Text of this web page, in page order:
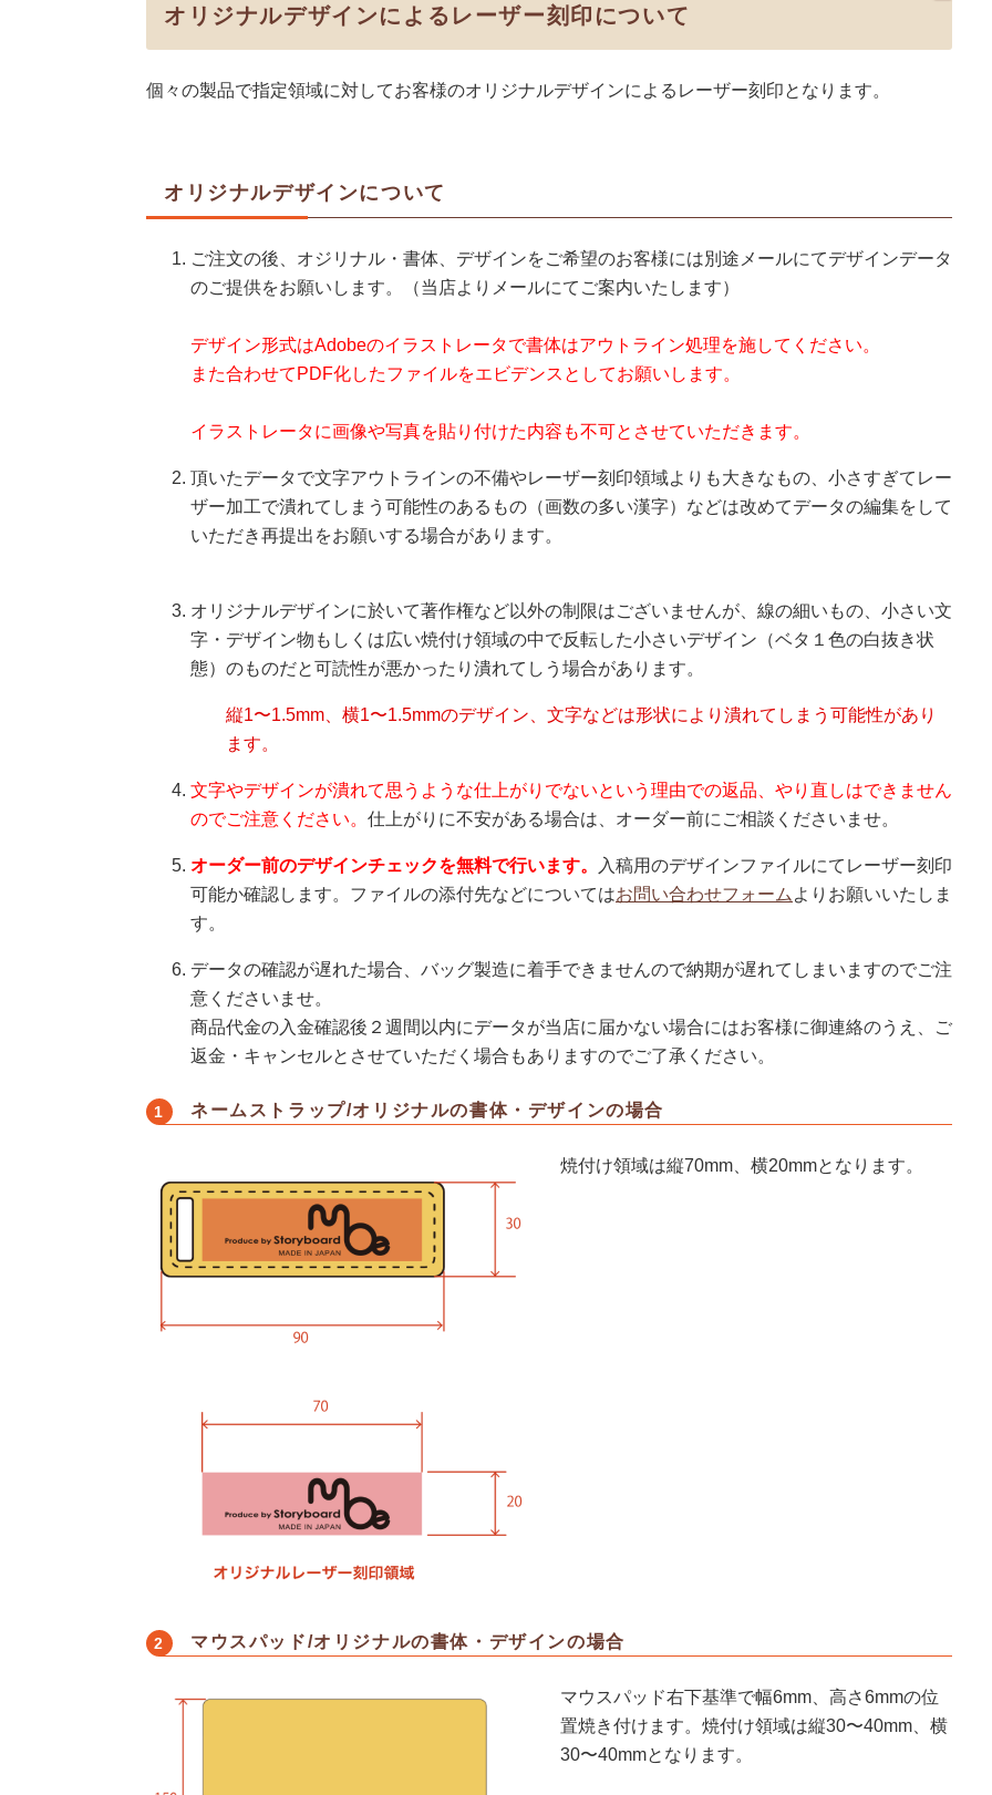
オリジナルデザインによるレーザー刻印について
個々の製品で指定領域に対してお客様のオリジナルデザインによるレーザー刻印となります。
オリジナルデザインについて
ご注文の後、オジリナル・書体、デザインをご希望のお客様には別途メールにてデザインデータ
のご提供をお願いします。（当店よりメールにてご案内いたします）
デザイン形式はAdobeのイラストレータで書体はアウトライン処理を施してください。
また合わせてPDF化したファイルをエビデンスとしてお願いします。
イラストレータに画像や写真を貼り付けた内容も不可とさせていただきます。
頂いたデータで文字アウトラインの不備やレーザー刻印領域よりも大きなもの、小さすぎてレー
ザー加工で潰れてしまう可能性のあるもの（画数の多い漢字）などは改めてデータの編集をして
いただき再提出をお願いする場合があります。
オリジナルデザインに於いて著作権など以外の制限はございませんが、線の細いもの、小さい文
字・デザイン物もしくは広い焼付け領域の中で反転した小さいデザイン（ベタ１色の白抜き状
態）のものだと可読性が悪かったり潰れてしう場合があります。
縦1〜1.5mm、横1〜1.5mmのデザイン、文字などは形状により潰れてしまう可能性があり
ます。
文字やデザインが潰れて思うような仕上がりでないという理由での返品、やり直しはできません
のでご注意ください。 仕上がりに不安がある場合は、オーダー前にご相談くださいませ。
オーダー前のデザインチェックを無料で行います。
入稿用のデザインファイルにてレーザー刻印
可能か確認します。ファイルの添付先などについてはお問い合わせフォーム よりお願いいたしま
す。
データの確認が遅れた場合、バッグ製造に着手できませんので納期が遅れてしまいますのでご注
意くださいませ。
商品代金の入金確認後２週間以内にデータが当店に届かない場合にはお客様に御連絡のうえ、ご
返金・キャンセルとさせていただく場合もありますのでご了承ください。
ネームストラップ/オリジナルの書体・デザインの場合
焼付け領域は縦70mm、横20mmとなります。
マウスパッド/オリジナルの書体・デザインの場合
マウスパッド右下基準で幅6mm、高さ6mmの位
置焼き付けます。焼付け領域は縦30〜40mm、横
30〜40mmとなります。